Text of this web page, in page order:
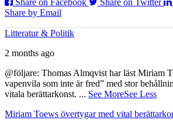
Share by Email
Litteratur & Politik
2 months ago
@följare: Thomas Almqvist har läst Miriam
vapenvila som inte är fred” med stor
vitala berättarkonst. ... See MoreSee Less
Miriam Toews övertygar med vital